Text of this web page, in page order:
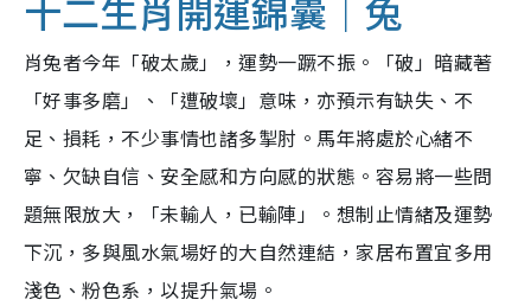
十二生肖開運錦囊｜兔
肖兔者今年「破太歲」，運勢一蹶不振。「破」暗藏著
「好事多磨」、「遭破壞」意味，亦預示有缺失、不
足、損耗，不少事情也諸多掣肘。馬年將處於心緒不
寧、欠缺自信、安全感和方向感的狀態。容易將一些問
題無限放大，「未輸人，已輸陣」。想制止情緒及運勢
下沉，多與風水氣場好的大自然連結，家居布置宜多用
淺色、粉色系，以提升氣場。